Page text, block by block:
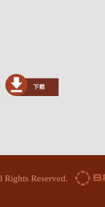
Reserved.